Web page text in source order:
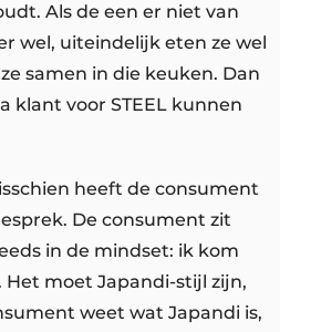
Als de een er niet van
wel, uiteindelijk eten ze wel
samen in die keuken. Dan
klant voor STEEL kunnen
heeft de consument
De consument zit
in de mindset: ik kom
Het moet Japandi-stijl zijn,
weet wat Japandi is,